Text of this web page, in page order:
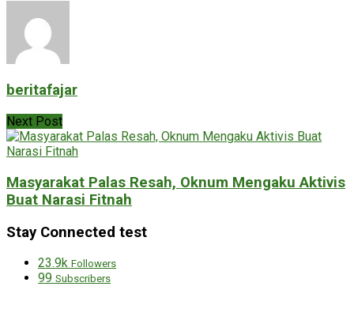
beritafajar
Next Post
Masyarakat Palas Resah, Oknum Mengaku Aktivis
Buat Narasi Fitnah
Stay Connected test
23.9k Followers
99 Subscribers